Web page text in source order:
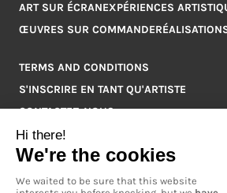
ART SUR ÉCRANEXPÉRIENCES
ŒUVRES SUR COMMANDE
TERMS AND CONDITIONS
S'INSCRIRE EN TANT QU'ARTISTE
CONTACTEZ-NOUS
Q&A